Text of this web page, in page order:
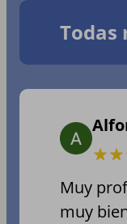
Todas
Muy
muy